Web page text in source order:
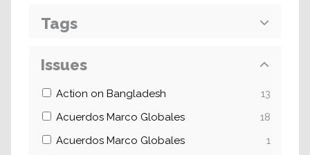
Tags
Issues
Action on Bangladesh
13
Acuerdos Marco Globales
18
Acuerdos Marco Globales
1